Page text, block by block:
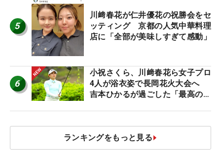
5
川﨑春花が仁井優花の祝勝会をセ
ッティング 京都の人気中華料理
店に「全部が美味しすぎて感動」
6
小祝さくら、川﨑春花ら女子プロ
4人が浴衣姿で長岡花火大会へ
吉本ひかるが過ごした「最高の夏
ランキングをもっと見る